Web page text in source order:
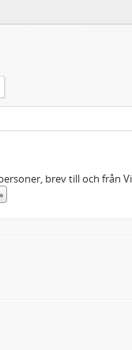
brev till och från